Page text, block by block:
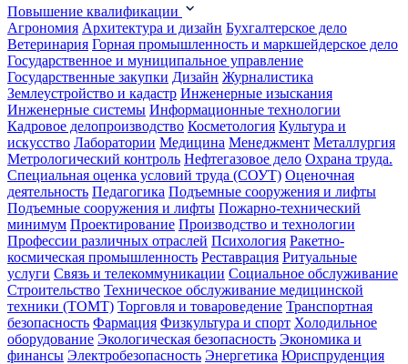
Повышение квалификации
Агрономия Архитектура и дизайн Бухгалтерское дело
Ветеринария Горная промышленность и маркшейдерское дело
Государственное и муниципальное управление
Государственные закупки Дизайн Журналистика
Землеустройство и кадастр Инженерные изыскания
Инженерные системы Информационные технологии
Кадровое делопроизводство Косметология Культура и
искусство Лаборатории Медицина Менеджмент Металлургия
Метрологический контроль Нефтегазовое дело Охрана труда.
Специальная оценка условий труда (СОУТ) Оценочная
деятельность Педагогика Подъемные сооружения и лифты
Подъемные сооружения и лифты Пожарно-технический
минимум Проектирование Производство и технологии
Профессии различных отраслей Психология Ракетно-
космическая промышленность Реставрация Ритуальные
услуги Связь и телекоммуникации Социальное обслуживание
Строительство Техническое обслуживание медицинской
техники (ТОМТ) Торговля и товароведение Транспортная
безопасность Фармация Физкультура и спорт Холодильное
оборудование Экологическая безопасность Экономика и
финансы Электробезопасность Энергетика Юриспруденция